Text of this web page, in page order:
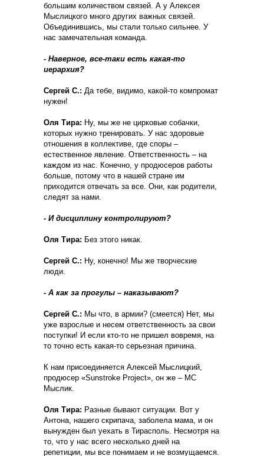
большим количеством связей. А у Алексея
Мыслицкого много других важных связей.
Объединившись, мы стали только сильнее. У
нас замечательная команда.
- Наверное, все-таки есть какая-то
иерархия?
Сергей С.: Да тебе, видимо, какой-то компромат
нужен!
Оля Тира: Ну, мы же не цирковые собачки,
которых нужно тренировать. У нас здоровые
отношения в коллективе, где споры –
естественное явление. Ответственность – на
каждом из нас. Конечно, у продюсеров работы
больше, потому что в нашей стране им
приходится отвечать за все. Они, как родители,
следят за нами.
- И дисциплину контролируют?
Оля Тира: Без этого никак.
Сергей С.: Ну, конечно! Мы же творческие
люди.
- А как за прогулы – наказывают?
Сергей С.: Мы что, в армии? (смеется) Нет, мы
уже взрослые и несем ответственность за свои
поступки! И если кто-то не пришел вовремя, на
то точно есть какая-то серьезная причина.
К нам присоединяется Алексей Мыслицкий,
продюсер «Sunstroke Project», он же – МС
Мыслик.
Оля Тира: Разные бывают ситуации. Вот у
Антона, нашего скрипача, заболела мама, и он
вынужден был уехать в Тирасполь. Несмотря на
то, что у нас всего несколько дней на
репетиции, мы все понимаем и не возмущаемся.